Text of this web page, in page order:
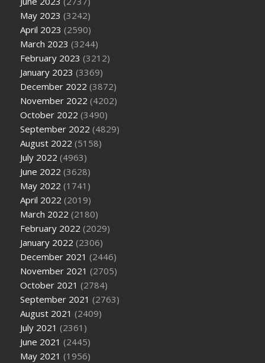
May 2023 (3242)
April 2023 (2590)
March 2023 (3244)
February 2023 (3212)
January 2023 (3369)
December 2022 (3872)
November 2022 (4202)
October 2022 (3490)
September 2022 (4829)
August 2022 (5158)
July 2022 (4963)
June 2022 (3628)
May 2022 (1741)
April 2022 (2019)
March 2022 (2180)
February 2022 (2029)
January 2022 (2306)
December 2021 (2446)
November 2021 (2705)
October 2021 (2784)
September 2021 (2763)
August 2021 (2409)
July 2021 (2361)
June 2021 (2445)
May 2021 (1956)